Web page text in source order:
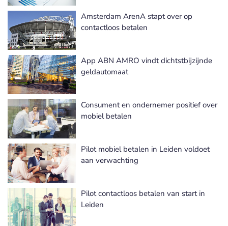
Amsterdam ArenA stapt over op
contactloos betalen
App ABN AMRO vindt dichtstbijzijnde
geldautomaat
Consument en ondernemer positief over
mobiel betalen
Pilot mobiel betalen in Leiden voldoet
aan verwachting
Pilot contactloos betalen van start in
Leiden